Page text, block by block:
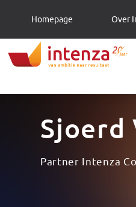
Homepage Over
Sjoerd
Partner Intenza